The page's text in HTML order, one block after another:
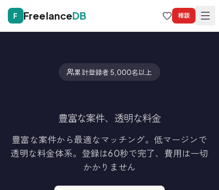
F FreelanceDB 相談
累計登録者 5,000名以上
豊富な案件、透明な料金
豊富な案件から最適なマッチング。低マージンで
透明な料金体系。 登録は60秒で完了、費用は一切
かかりません